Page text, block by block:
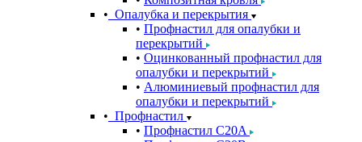
Опалубка и перекрытия
Профнастил для опалубки и
перекрытий
Оцинкованный профнастил для
опалубки и перекрытий
Алюминиевый профнастил для
опалубки и перекрытий
Профнастил
Профнастил С20A